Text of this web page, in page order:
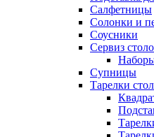
Салфетницы
Солонки и
Соусники
Сервиз
Супницы
Тарелки